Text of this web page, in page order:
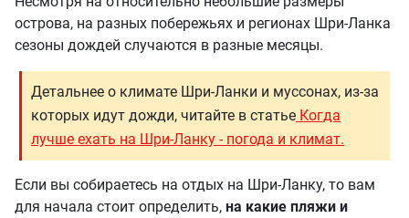
острова, на разных побережьях и регионах Шри-Ланка
сезоны дождей случаются в разные месяцы.
Детальнее о климате Шри-Ланки и муссонах, из-за
которых идут дожди, читайте в статье Когда
лучше ехать на Шри-Ланку - погода и климат.
Если вы собираетесь на отдых на Шри-Ланку, то вам
для начала стоит определить, на какие пляжи и